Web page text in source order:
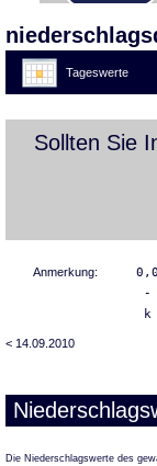
Tageswerte
Sollten Sie
Anmerkung: 0,0
-
k
< 14.09.2010
Die Niederschlagswerte des